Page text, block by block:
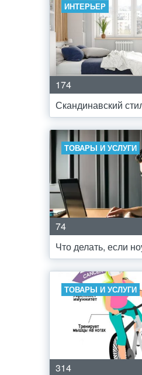
ИНТЕРЬЕР
174
Скандинавский
ТОВАРЫ И УСЛУГИ
74
Что делать, если
ТОВАРЫ И УСЛУГИ
314